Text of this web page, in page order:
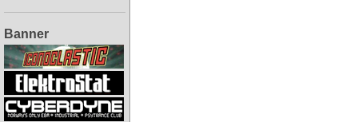
Banner